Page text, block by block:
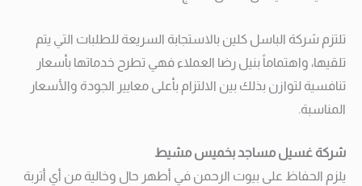
تلتزم شركة الباسل كلين بالاستجابة السريعة للطلبات التي يتم
تلقيها، واهتماماً بنيل رضا العملاء فهي تطرح خدماتها بأسعار
تنافسية لتوازن بذلك بين الالتزام بأعلى معايير الجودة والأسعار
المناسبة.
شركة غسيل مساجد بخميس مشيط
يلزم الحفاظ على بيوت الرحمن في أطهر حال وخالية من أي أتربة